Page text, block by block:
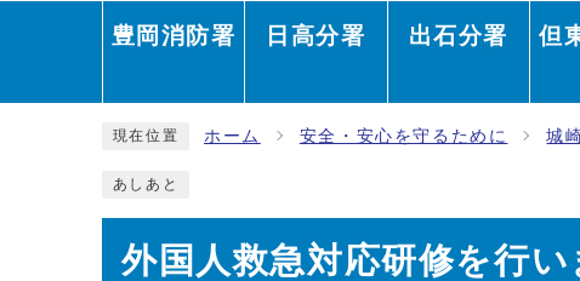
豊岡消防署 日高分署 出石分署 但
現在位置 ホーム 安全・安心を守るために 城
あしあと
外国人救急対応研修を行い